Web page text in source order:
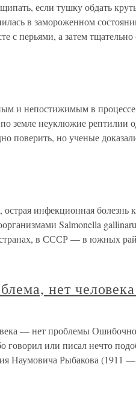
если тушку обдать
в замороженном
с перьями, а затем
и непостижимым в процессе
земле неуклюжие рептилии
поверить, но ученые
инфекционная болезнь
Salmonella
странах, в СССР — в южных
нет
— нет проблемы
говорил или писал нечто
Наумовича Рыбакова (1911